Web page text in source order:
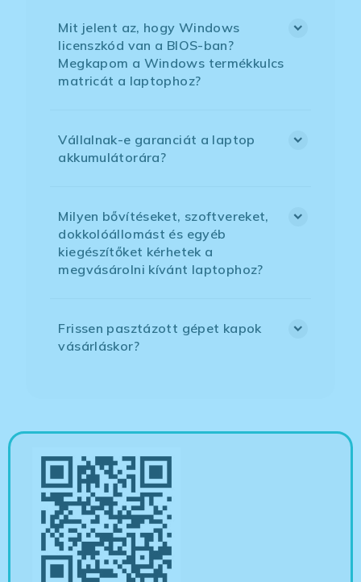
Mit jelent az, hogy Windows
licenszkód van a BIOS-ban?
Megkapom a Windows termékkulcs
matricát a laptophoz?
Vállalnak-e garanciát a laptop
akkumulátorára?
Milyen bővítéseket, szoftvereket,
dokkolóállomást és egyéb
kiegészítőket kérhetek a
megvásárolni kívánt laptophoz?
Frissen pasztázott gépet kapok
vásárláskor?